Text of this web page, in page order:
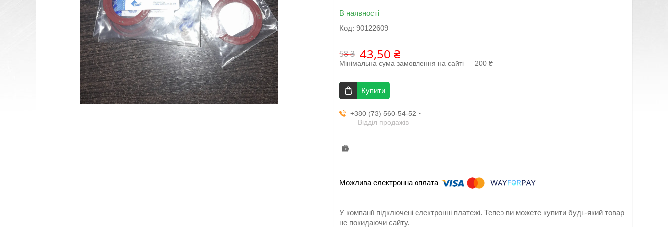
В наявності
Код: 90122609
58 ₴ 43,50 ₴
Мінімальна сума замовлення на сайті — 200 ₴
Купити
+380 (73) 560-54-52
Відділ продажів
У компанії підключені електронні платежі. Тепер ви можете купити будь-який товар
не покидаючи сайту.